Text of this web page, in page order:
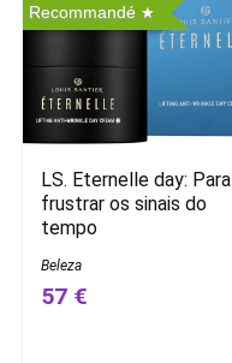
Recommandé
LS. Eternelle day: Para
frustrar os sinais do
tempo
Beleza
57 €